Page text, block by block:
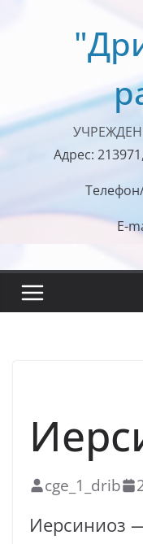
содержимому
Адрес:
E-
cge_1_drib
Иерсиниоз